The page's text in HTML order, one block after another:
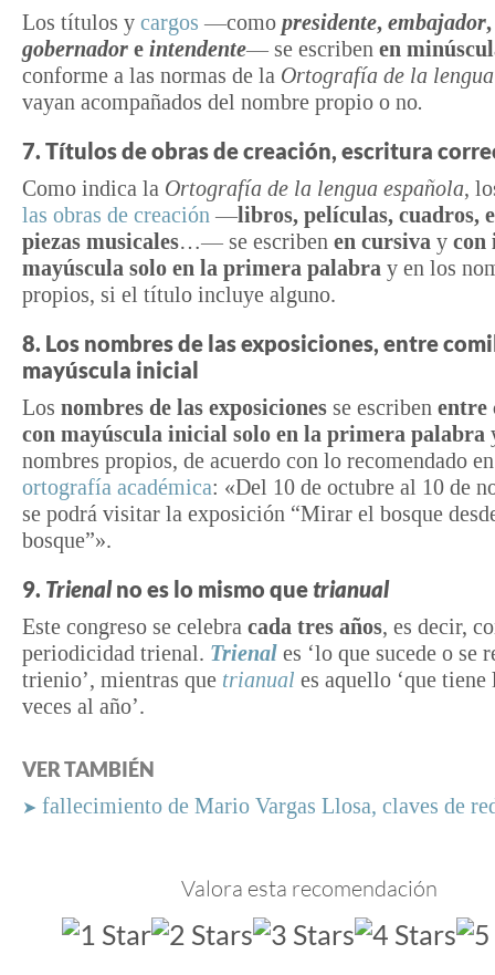
Los títulos y cargos —como presidente, embajador,
gobernador e intendente— se escriben en
conforme a las normas de la Ortografía de la
vayan acompañados del nombre propio o no.
7. Títulos de obras de creación, escritura
Como indica la Ortografía de la lengua española,
las obras de creación —libros, películas, cuadros,
piezas musicales…— se escriben en cursiva y con
mayúscula solo en la primera palabra y en los
propios, si el título incluye alguno.
8. Los nombres de lasexposiciones, entre
mayúscula inicial
Los nombres de las exposiciones se escriben entre
con mayúscula inicial solo en la primera palabra
nombres propios, de acuerdo con lo recomendado
ortografía académica: «Del 10 de octubre al 10 de
se podrá visitar la exposición “Mirar el bosque
bosque”».
9. Trienalno es lo mismo quetrianual
Este congreso se celebra cada tres años, es decir,
periodicidad trienal. Trienal es ‘lo que sucede o se
trienio’, mientras que trianual es aquello ‘que tiene
veces al año’.
VER TAMBIÉN
➤ fallecimiento de Mario Vargas Llosa, claves de
Valora esta recomendación